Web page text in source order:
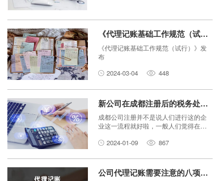
《代理记账基础工作规范（试行）》发布
《代理记账基础工作规范（试行）》发
布
2024-03-04
448
新公司在成都注册后的税务处理：代理记账服务的重要性
成都公司注册并不是说人们进行这的企
业这一流程就好啦，一般人们觉得在申
种各样判定资格证书就好啦，但是客观
和大家一起来看一看新注册的公司以后
还必须进行的税收等办理手续!
2024-01-09 867
公司代理记账需要注意的八项事项